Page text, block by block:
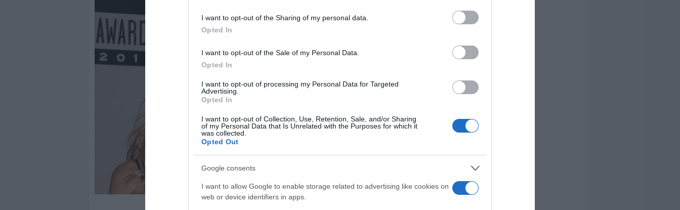
I want to opt-out of the Sharing of my personal data.
Opted In
I want to opt-out of the Sale of my Personal Data.
Opted In
I want to opt-out of processing my Personal Data for Targeted
Advertising.
Opted In
I want to opt-out of Collection, Use, Retention, Sale, and/or Sharing
of my Personal Data that Is Unrelated with the Purposes for which it
was collected.
Opted Out
Google consents
I want to allow Google to enable storage related to advertising like cookies on
web or device identifiers in apps.